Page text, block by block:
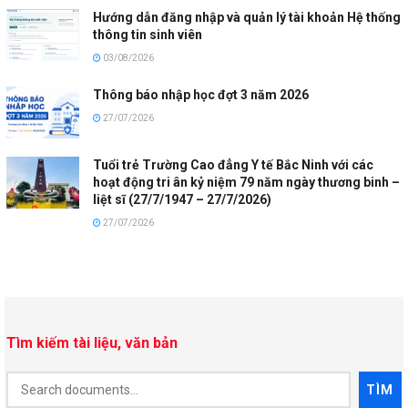
Hướng dẫn đăng nhập và quản lý tài khoản Hệ thống
thông tin sinh viên
03/08/2026
Thông báo nhập học đợt 3 năm 2026
27/07/2026
Tuổi trẻ Trường Cao đẳng Y tế Bắc Ninh với các
hoạt động tri ân kỷ niệm 79 năm ngày thương binh –
liệt sĩ (27/7/1947 – 27/7/2026)
27/07/2026
Tìm kiếm tài liệu, văn bản
TÌM